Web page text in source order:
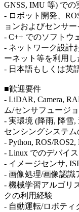
GNSS, IMU 等) での
- ロボット開発、
ョンおよびセンサ
- C++ でのソフトウ
- ネットワーク設計
ーネット等を利用
- 日本語もしくは英
■歓迎要件
- LiDAR, Camera,
ム/センサフュージ
- 実環境 (降雨, 降雪,
センシングシステ
- Python, ROS/
- Linux でのデバイ
- イメージセンサ,
- 画像処理/画像認識
- 機械学習アルゴリ
クの利用経験
- 自動運転/ロボティ